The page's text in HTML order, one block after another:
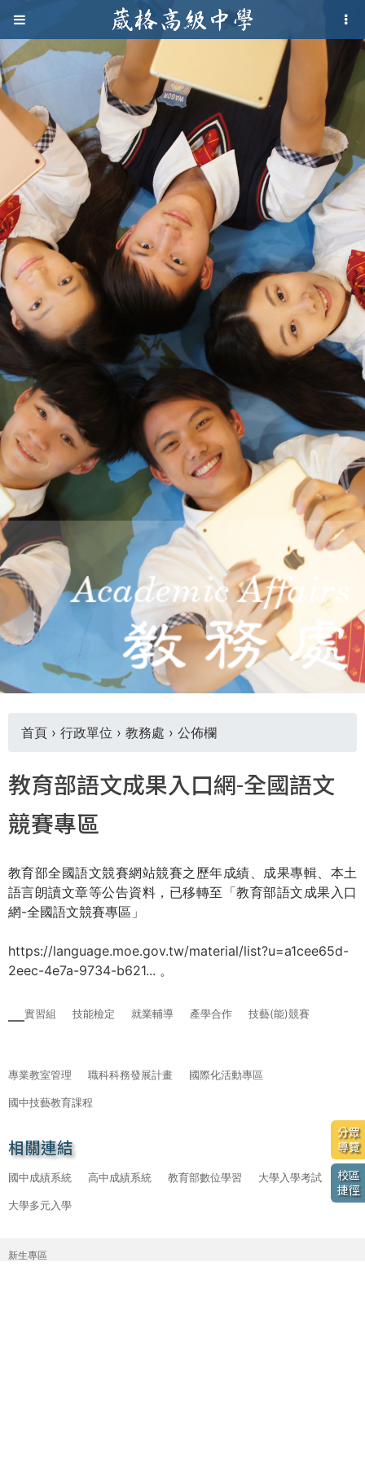
Jump to navigation
葳
格
高
中
學
葳
格
國
際．
際
格。
培
養
具
國
際
移
動
力
世
界
WAGOR
THE
TOMORROW
PUTTING
YOU
ON
PATH
TO
GLOBAL
在
這
裡
首頁 › 行政單位 › 教務處 › 公佈欄
教育部語文成果入口網-全國語文
競賽專區
教育部全國語文競賽網站競賽之歷年成績、成果專輯、本土
語言朗讀文章等公告資料，已移轉至「教育部語文成果入口
網-全國語文競賽專區」
https://language.moe.gov.tw/material/list?u=a1cee65d-
2eec-4e7a-9734-b621... 。
分眾
導覽
校區
捷徑
實習組 技能檢定 就業輔導 產學合作 技藝(能)競賽
專業教室管理 職科科務發展計畫 國際化活動專區
國中技藝教育課程
相關連結
國中成績系統 高中成績系統 教育部數位學習 大學入學考試
大學多元入學
主
新生專區